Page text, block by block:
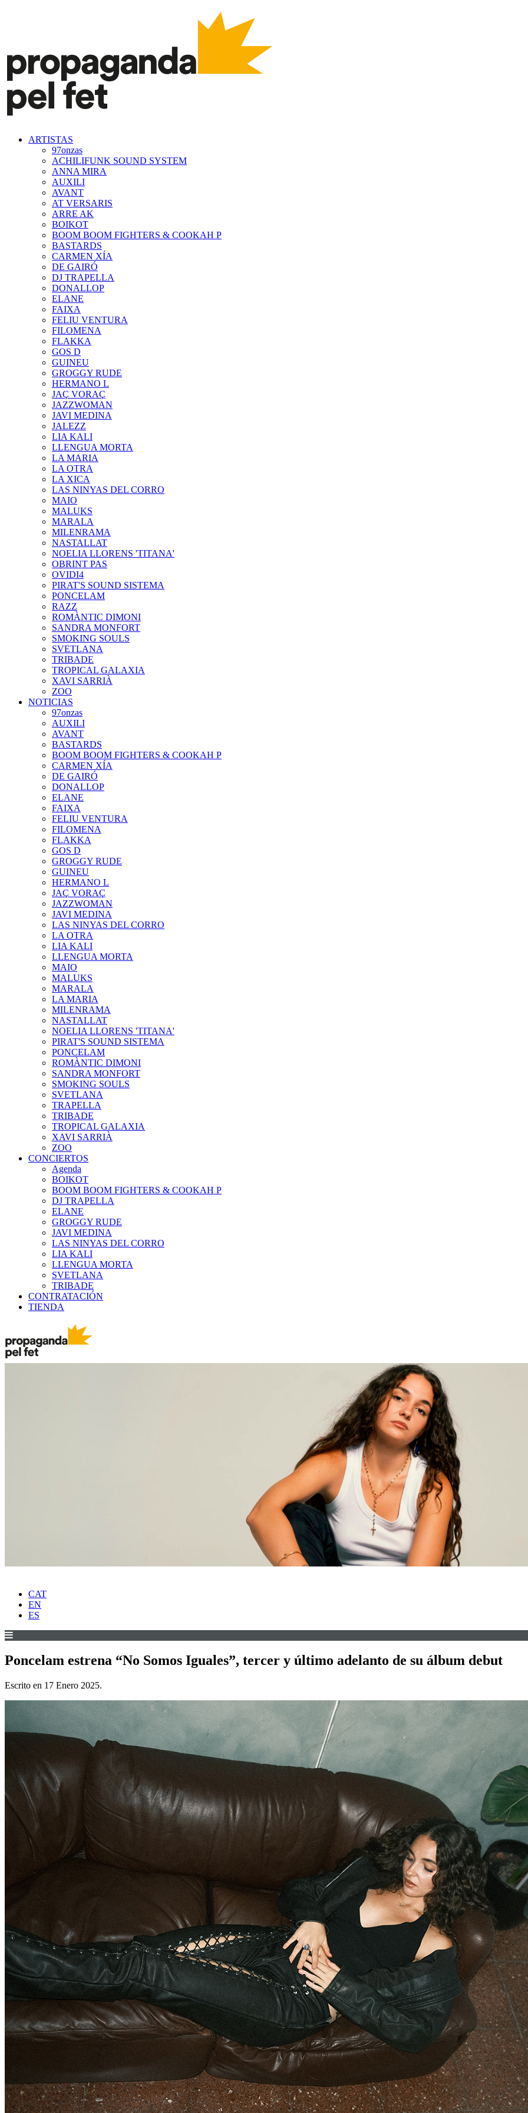
ARTISTAS
97onzas
ACHILIFUNK SOUND SYSTEM
ANNA MIRA
AUXILI
AVANT
AT VERSARIS
ARRE AK
BOIKOT
BOOM BOOM FIGHTERS & COOKAH P
BASTARDS
CARMEN XÍA
DE GAIRÓ
DJ TRAPELLA
DONALLOP
ELANE
FAIXA
FELIU VENTURA
FILOMENA
FLAKKA
GOS D
GUINEU
GROGGY RUDE
HERMANO L
JAÇ VORAÇ
JAZZWOMAN
JAVI MEDINA
JALEZZ
LIA KALI
LLENGUA MORTA
LA MARIA
LA OTRA
LA XICA
LAS NINYAS DEL CORRO
MAIO
MALUKS
MARALA
MILENRAMA
NASTALLAT
NOELIA LLORENS 'TITANA'
OBRINT PAS
OVIDI4
PIRAT'S SOUND SISTEMA
PONCELAM
RAZZ
ROMÀNTIC DIMONI
SANDRA MONFORT
SMOKING SOULS
SVETLANA
TRIBADE
TROPICAL GALAXIA
XAVI SARRIÀ
ZOO
NOTICIAS
97onzas
AUXILI
AVANT
BASTARDS
BOOM BOOM FIGHTERS & COOKAH P
CARMEN XÍA
DE GAIRÓ
DONALLOP
ELANE
FAIXA
FELIU VENTURA
FILOMENA
FLAKKA
GOS D
GROGGY RUDE
GUINEU
HERMANO L
JAÇ VORAÇ
JAZZWOMAN
JAVI MEDINA
LAS NINYAS DEL CORRO
LA OTRA
LIA KALI
LLENGUA MORTA
MAIO
MALUKS
MARALA
LA MARIA
MILENRAMA
NASTALLAT
NOELIA LLORENS 'TITANA'
PIRAT'S SOUND SISTEMA
PONCELAM
ROMÀNTIC DIMONI
SANDRA MONFORT
SMOKING SOULS
SVETLANA
TRAPELLA
TRIBADE
TROPICAL GALAXIA
XAVI SARRIÀ
ZOO
CONCIERTOS
Agenda
BOIKOT
BOOM BOOM FIGHTERS & COOKAH P
DJ TRAPELLA
ELANE
GROGGY RUDE
JAVI MEDINA
LAS NINYAS DEL CORRO
LIA KALI
LLENGUA MORTA
SVETLANA
TRIBADE
CONTRATACIÓN
TIENDA
CAT
EN
ES
Poncelam estrena “No Somos Iguales”, tercer y último adelanto de su álbum debut
Escrito en 17 Enero 2025.